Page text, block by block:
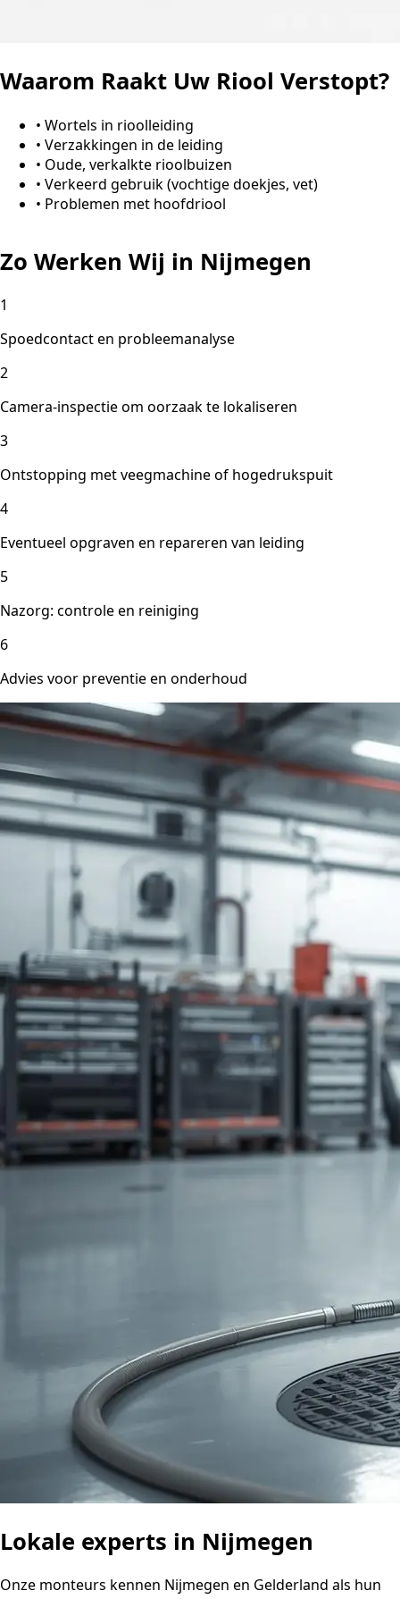
Waarom Raakt Uw Riool Verstopt?
• Wortels in rioolleiding
• Verzakkingen in de leiding
• Oude, verkalkte rioolbuizen
• Verkeerd gebruik (vochtige doekjes, vet)
• Problemen met hoofdriool
Zo Werken Wij in Nijmegen
1
Spoedcontact en probleemanalyse
2
Camera-inspectie om oorzaak te lokaliseren
3
Ontstopping met veegmachine of hogedrukspuit
4
Eventueel opgraven en repareren van leiding
5
Nazorg: controle en reiniging
6
Advies voor preventie en onderhoud
Lokale experts in Nijmegen
Onze monteurs kennen Nijmegen en Gelderland als hun